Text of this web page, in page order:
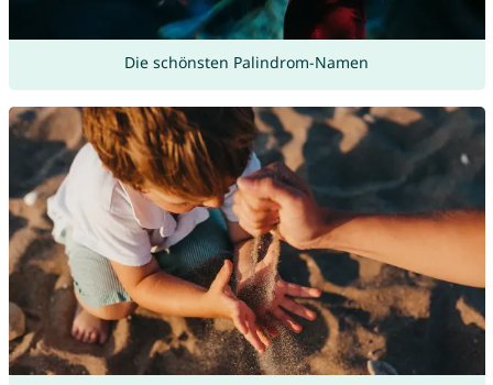
Die schönsten Palindrom-Namen